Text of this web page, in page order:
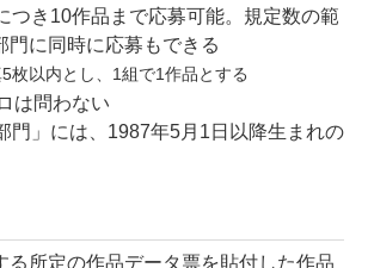
つき10作品まで応募可能。規定数の範
門に同時に応募もできる
枚以内とし、1組で1作品とする
は問わない
門」には、1987年5月1日以降生まれの
る所定の作品データ票を貼付した作品